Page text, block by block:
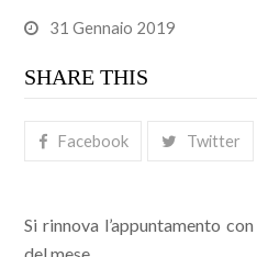
31 Gennaio 2019
SHARE THIS
Facebook Twitter
Si rinnova l’appuntamento